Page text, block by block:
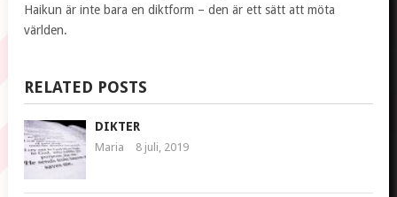
Haikun är inte bara en diktform – den är ett sätt att möta
världen.
RELATED POSTS
DIKTER
Maria 8 juli, 2019